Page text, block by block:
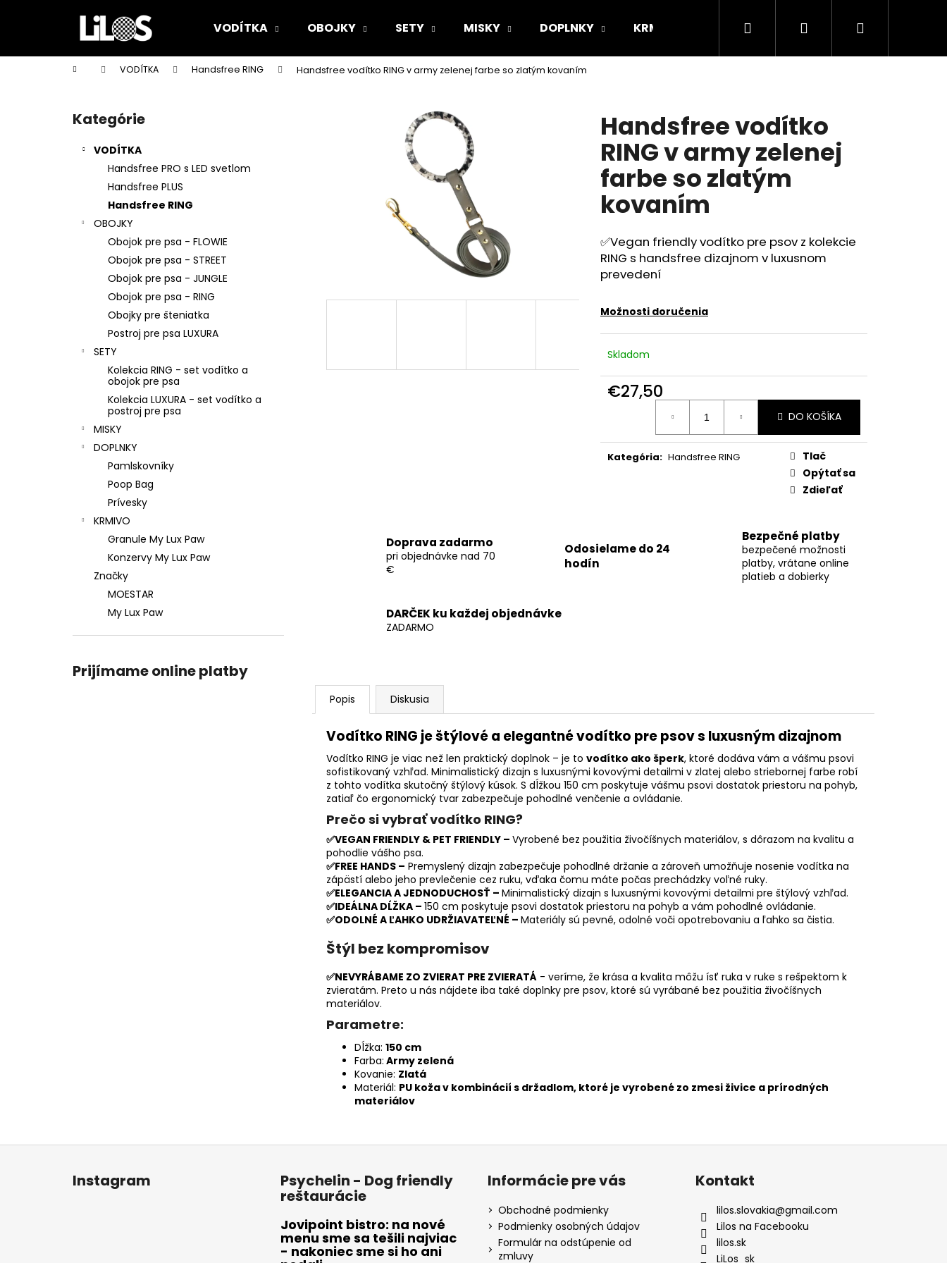
VODÍTKA OBOJKY SETY MISKY DOPLNKY KRMIVO BLOG Značky
Hľadať PrihlásenieNákupný
Domov VODÍTKA Handsfree RING Handsfree vodítko RING v army zelenej farbe so zlatým kovaním
Preskočiť
kategórie
Kategórie
VODÍTKA
Handsfree PRO s LED svetlom
Handsfree PLUS
Handsfree RING
OBOJKY
Obojok pre psa - FLOWIE
Obojok pre psa - STREET
Obojok pre psa - JUNGLE
Obojok pre psa - RING
Obojky pre šteniatka
Postroj pre psa LUXURA
SETY
Kolekcia RING - set vodítko a
obojok pre psa
Kolekcia LUXURA - set vodítko a
postroj pre psa
MISKY
DOPLNKY
Pamlskovníky
Poop Bag
Prívesky
KRMIVO
Granule My Lux Paw
Konzervy My Lux Paw
Značky
MOESTAR
My Lux Paw
Prijímame online platby
Handsfree vodítko
RING v army zelenej
farbe so zlatým
kovaním
✅Vegan friendly vodítko pre psov z kolekcie
RING s handsfree dizajnom v luxusnom
prevedení
Možnosti doručenia
Skladom
€27,50
Jednotková
DO KOŠÍKA
Kategória: Handsfree RING
Tlač
Opýtať sa
Zdieľať
Doprava zadarmo
pri objednávke nad 70
€
Odosielame do 24
hodín
Bezpečné platby
bezpečené možnosti
platby, vrátane online
platieb a dobierky
DARČEK ku každej objednávke
ZADARMO
Popis Diskusia
Vodítko RING je štýlové a elegantné vodítko pre psov s luxusným dizajnom
Vodítko RING je viac než len praktický doplnok – je to vodítko ako šperk, ktoré dodáva vám a vášmu psovi
sofistikovaný vzhľad. Minimalistický dizajn s luxusnými kovovými detailmi v zlatej alebo striebornej farbe robí
z tohto vodítka skutočný štýlový kúsok. S dĺžkou 150 cm poskytuje vášmu psovi dostatok priestoru na pohyb,
zatiaľ čo ergonomický tvar zabezpečuje pohodlné venčenie a ovládanie.
Prečo si vybrať vodítko RING?
✅VEGAN FRIENDLY & PET FRIENDLY – Vyrobené bez použitia živočíšnych materiálov, s dôrazom na kvalitu a
pohodlie vášho psa.
✅FREE HANDS – Premyslený dizajn zabezpečuje pohodlné držanie a zároveň umožňuje nosenie vodítka na
zápästí alebo jeho prevlečenie cez ruku, vďaka čomu máte počas prechádzky voľné ruky.
✅ELEGANCIA A JEDNODUCHOSŤ – Minimalistický dizajn s luxusnými kovovými detailmi pre štýlový vzhľad.
✅IDEÁLNA DĹŽKA – 150 cm poskytuje psovi dostatok priestoru na pohyb a vám pohodlné ovládanie.
✅ODOLNÉ A ĽAHKO UDRŽIAVATEĽNÉ – Materiály sú pevné, odolné voči opotrebovaniu a ľahko sa čistia.
Štýl bez kompromisov
✅NEVYRÁBAME ZO ZVIERAT PRE ZVIERATÁ - veríme, že krása a kvalita môžu ísť ruka v ruke s rešpektom k
zvieratám. Preto u nás nájdete iba také doplnky pre psov, ktoré sú vyrábané bez použitia živočíšnych
materiálov.
Parametre:
Dĺžka: 150 cm
Farba: Army zelená
Kovanie: Zlatá
Materiál: PU koža v kombinácií s držadlom, ktoré je vyrobené zo zmesi živice a prírodných
materiálov
í
do
do
Čo potrebujete nájsť?
Odporúčame
Z
Instagram Psychelin - Dog friendly
reštaurácie
Jovipoint bistro: na nové
menu sme sa tešili najviac
- nakoniec sme si ho ani
Informácie pre vás
Obchodné podmienky
Podmienky osobných údajov
Formulár na odstúpenie od
zmluvy
Kontakt
lilos.slovakia@gmail.com
Lilos na Facebooku
lilos.sk
LiLos_sk